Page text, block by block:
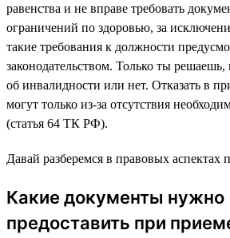
равенства и не вправе требовать
ограничений по здоровью, за
такие требования к должности
законодательством. Только ты решаешь,
об инвалидности или нет. Отказать в
могут только из-за отсутствия
(статья 64 ТК РФ).
Давай разберемся в правовых аспектах
Какие документы нужно
предоставить при